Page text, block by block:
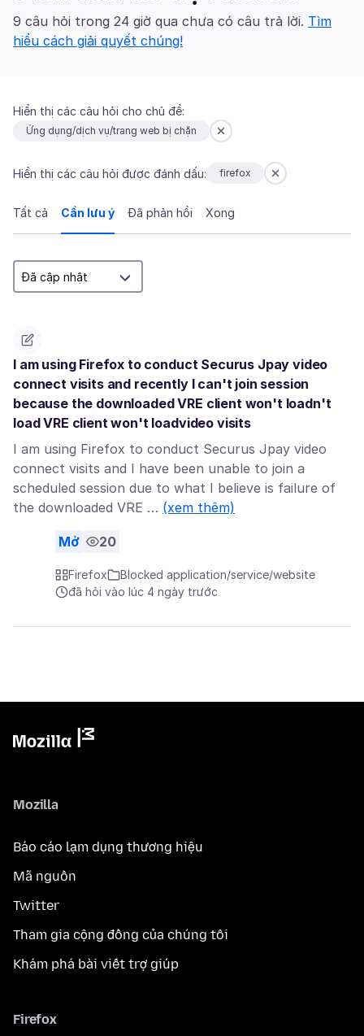
9 câu hỏi trong 24 giờ qua chưa có câu trả lời. Tìm
hiểu cách giải quyết chúng!
Hiển thị các câu hỏi cho chủ đề:
Ứng dụng/dịch vụ/trang web bị chặn
Hiển thị các câu hỏi được đánh dấu: firefox
Tất cả Cần lưu ý Đã phản hồi Xong
I am using Firefox to conduct Securus Jpay video
connect visits and recently I can't join session
because the downloaded VRE client won't loadn't
load VRE client won't loadvideo visits
I am using Firefox to conduct Securus Jpay video
connect visits and I have been unable to join a
scheduled session due to what I believe is failure of
the downloaded VRE … (xem thêm)
Mở 20
Firefox
Blocked application/service/website
đã hỏi vào lúc 4 ngày trước
Mozilla
Báo cáo lạm dụng thương hiệu
Mã nguồn
Twitter
Tham gia cộng đồng của chúng tôi
Khám phá bài viết trợ giúp
Firefox